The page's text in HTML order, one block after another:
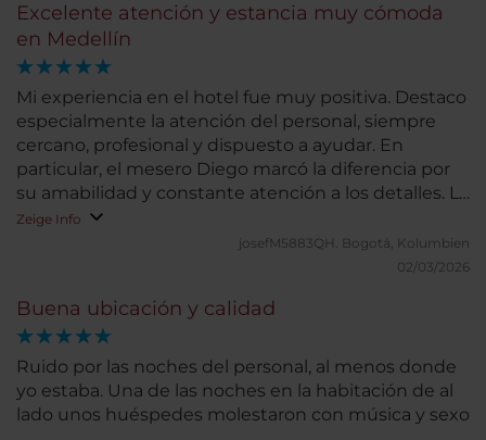
Excelente atención y estancia muy cómoda
en Medellín
Mi experiencia en el hotel fue muy positiva. Destaco
especialmente la atención del personal, siempre
cercano, profesional y dispuesto a ayudar. En
particular, el mesero Diego marcó la diferencia por
su amabilidad y constante atención a los detalles. La
habitación fue cómoda y tranquila, lo que permitió
un buen descanso. Las instalaciones están bien
mantenidas y la ubicación es muy conveniente.
reforzar la revisión de algunos detalles en zonas
menos visibles para alcanzar la excelencia absoluta.
En conjunto, es un hotel que transmite
organización, profesionalidad y cuidado por el
cliente. Sin duda volvería.
Zeige Info
josefM5883QH. Bogotá, Kolumbien
02/03/2026
Buena ubicación y calidad
Ruido por las noches del personal, al menos donde
yo estaba. Una de las noches en la habitación de al
lado unos huéspedes molestaron con música y sexo